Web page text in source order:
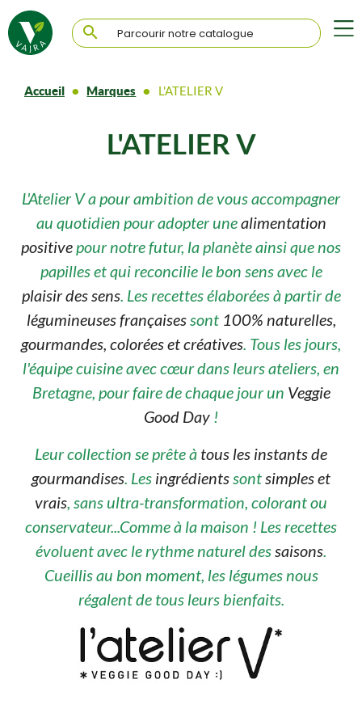

Accueil Marques L'ATELIER V
L'ATELIER V
L'Atelier V a pour ambition de vous accompagner
au quotidien pour adopter unealimentation
positivepour notre futur, la planète ainsi que nos
papilles et qui reconcilie le bon sens avec le
plaisir des sens. Les recettes élaborées à partir de
légumineuses françaisessont 100% naturelles,
gourmandes, colorées et créatives. Tous les jours,
l'équipe cuisine avec cœur dans leurs ateliers, en
Bretagne, pour faire de chaque jour un Veggie
Good Day !
Leur collection se prête à tous les instants de
gourmandises. Les ingrédientssontsimples et
vrais, sans ultra-transformation, colorant ou
conservateur...Comme à la maison ! Les recettes
évoluent avec le rythme naturel dessaisons.
Cueillis au bon moment, les légumes nous
régalent de tous leurs bienfaits.